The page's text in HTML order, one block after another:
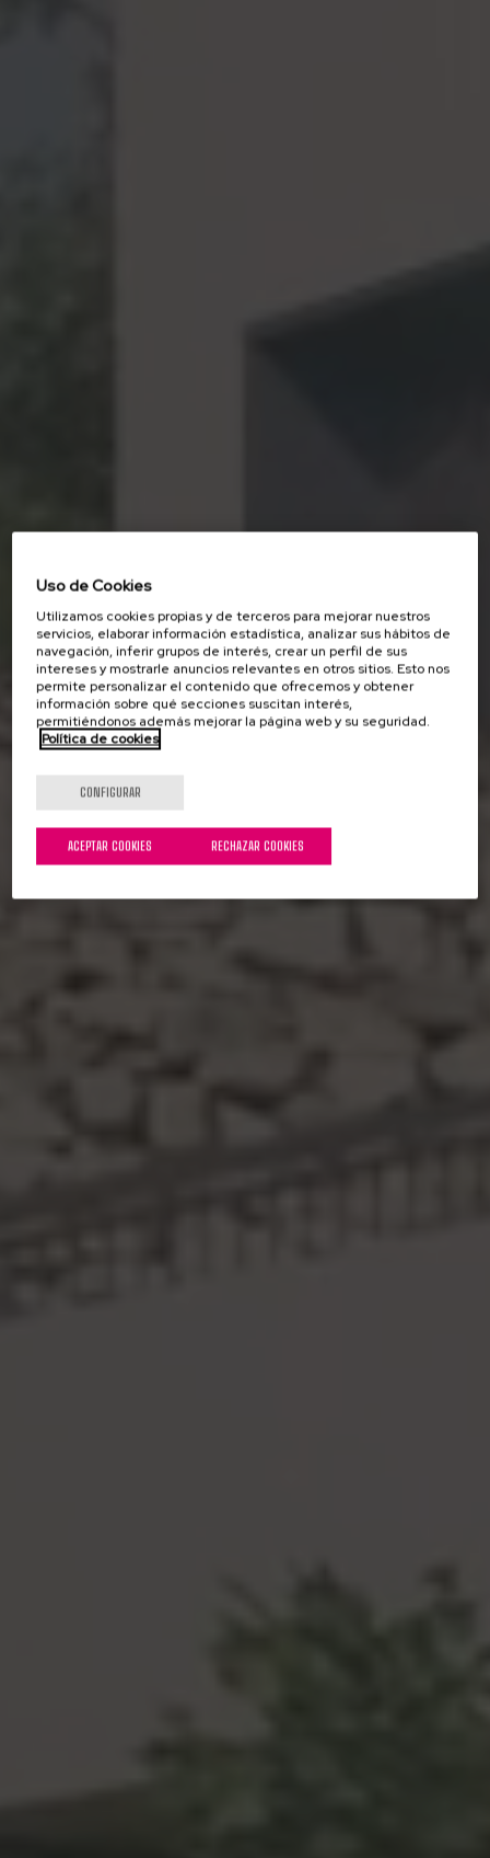
Uso de Cookies
Utilizamos cookies propias y de terceros para mejorar nuestros
servicios, elaborar información estadística, analizar sus hábitos de
navegación, inferir grupos de interés, crear un perfil de sus
intereses y mostrarle anuncios relevantes en otros sitios. Esto nos
permite personalizar el contenido que ofrecemos y obtener
información sobre qué secciones suscitan interés,
permitiéndonos además mejorar la página web y su seguridad.
Política de cookies
CONFIGURAR
RECHAZAR COOKIES
ACEPTAR COOKIES